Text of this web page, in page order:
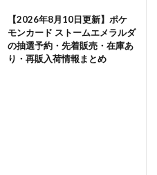
【2026年8月10日更新】ポケ
モンカード ストームエメラルダ
の抽選予約・先着販売・在庫あ
り・再販入荷情報まとめ